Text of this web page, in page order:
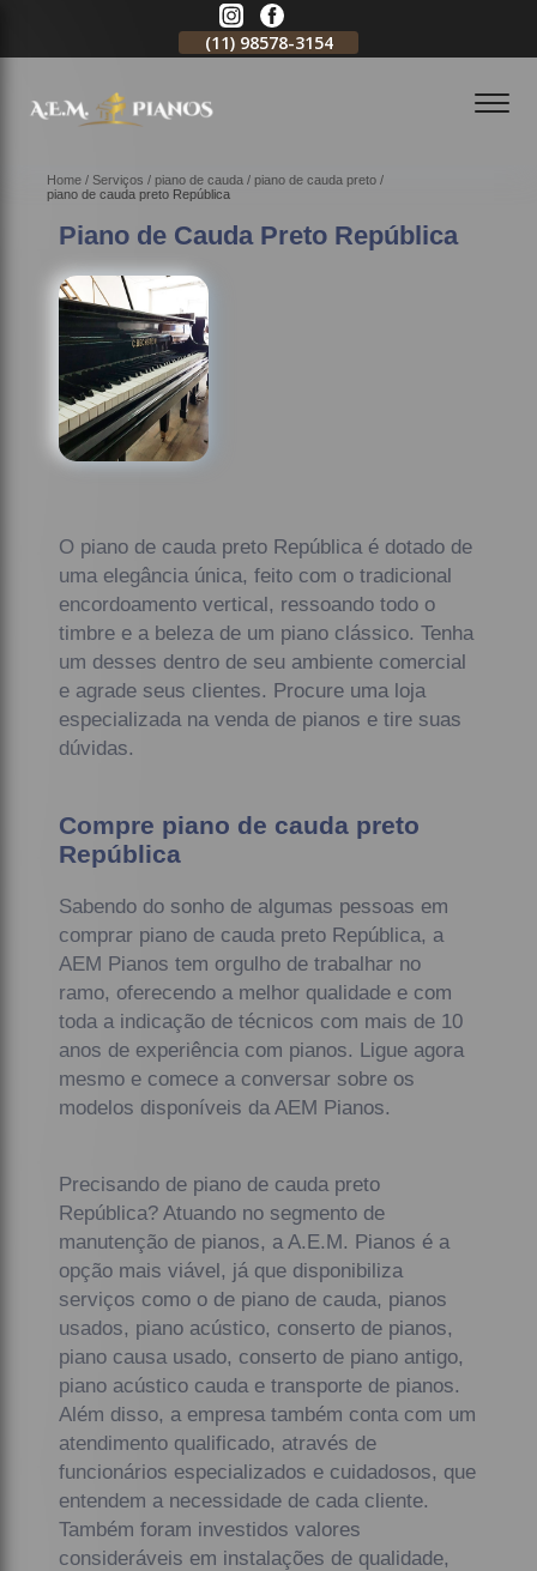
(11) 98578-3154
Home Serviços piano de cauda
piano de cauda preto
piano de cauda preto República
Piano de Cauda Preto República
O piano de cauda preto República é dotado de
uma elegância única, feito com o tradicional
encordoamento vertical, ressoando todo o
timbre e a beleza de um piano clássico. Tenha
um desses dentro de seu ambiente comercial
e agrade seus clientes. Procure uma loja
especializada na venda de pianos e tire suas
dúvidas.
Compre piano de cauda preto
República
Sabendo do sonho de algumas pessoas em
comprar piano de cauda preto República, a
AEM Pianos tem orgulho de trabalhar no
ramo, oferecendo a melhor qualidade e com
toda a indicação de técnicos com mais de 10
anos de experiência com pianos. Ligue agora
mesmo e comece a conversar sobre os
modelos disponíveis da AEM Pianos.
Precisando de piano de cauda preto
República? Atuando no segmento de
manutenção de pianos, a A.E.M. Pianos é a
opção mais viável, já que disponibiliza
serviços como o de piano de cauda, pianos
usados, piano acústico, conserto de pianos,
piano causa usado, conserto de piano antigo,
piano acústico cauda e transporte de pianos.
Além disso, a empresa também conta com um
atendimento qualificado, através de
funcionários especializados e cuidadosos, que
entendem a necessidade de cada cliente.
Também foram investidos valores
consideráveis em instalações de qualidade,